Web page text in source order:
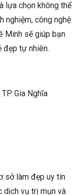
lựa chọn không thể
nghiệm, công nghệ
Minh sẽ giúp bạn
đẹp tự nhiên.
Gia Nghĩa
sở làm đẹp uy tín
dịch vụ trị mụn và